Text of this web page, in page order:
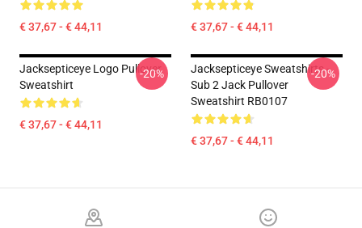
€ 37,67 - € 44,11 € 37,67 - € 44,11
Jacksepticeye Logo Pullover
Sweatshirt
€ 37,67 - € 44,11
-20%
Jacksepticeye Sweatshirts -
Sub 2 Jack Pullover
Sweatshirt RB0107
€ 37,67 - € 44,11
-20%